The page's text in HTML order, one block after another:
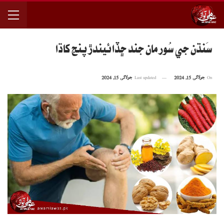
سَنڌَن جي سُور مان جند ڇڏائيندڙ پنج کاڌا
جولائی 15, 2024 جولائی 15, 2024